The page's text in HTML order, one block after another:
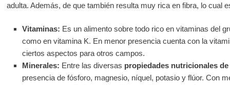
adulta. Además, de que también resulta muy rica en fibra, lo cual
Vitaminas: Es un alimento sobre todo rico en vitaminas del
como en vitamina K. En menor presencia cuenta con la
ciertos aspectos para otros campos.
Minerales: Entre las diversas propiedades nutricionales de
presencia de fósforo, magnesio, níquel, potasio y flúor. Con